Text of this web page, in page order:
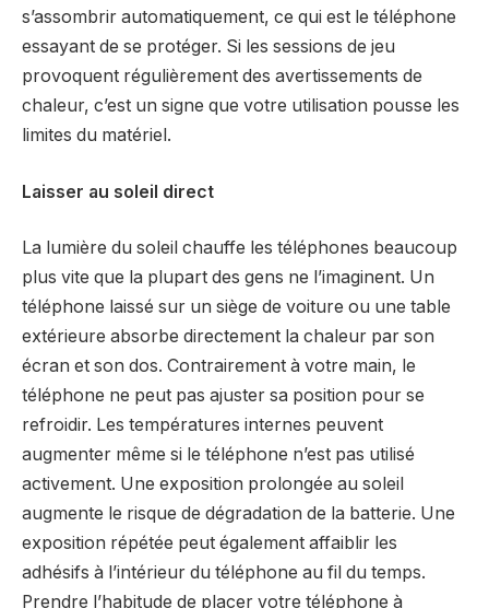
s’assombrir automatiquement, ce qui est le téléphone
essayant de se protéger. Si les sessions de jeu
provoquent régulièrement des avertissements de
chaleur, c’est un signe que votre utilisation pousse les
limites du matériel.
Laisser au soleil direct
La lumière du soleil chauffe les téléphones beaucoup
plus vite que la plupart des gens ne l’imaginent. Un
téléphone laissé sur un siège de voiture ou une table
extérieure absorbe directement la chaleur par son
écran et son dos. Contrairement à votre main, le
téléphone ne peut pas ajuster sa position pour se
refroidir. Les températures internes peuvent
augmenter même si le téléphone n’est pas utilisé
activement. Une exposition prolongée au soleil
augmente le risque de dégradation de la batterie. Une
exposition répétée peut également affaiblir les
adhésifs à l’intérieur du téléphone au fil du temps.
Prendre l’habitude de placer votre téléphone à